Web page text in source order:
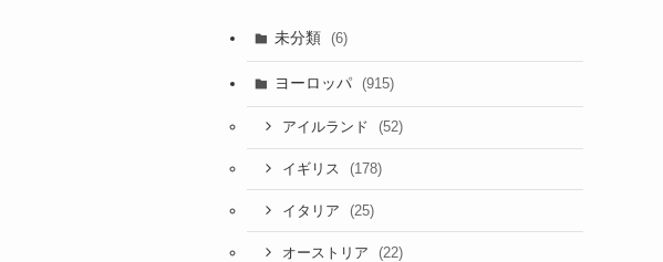
未分類 (6)
ヨーロッパ (915)
アイルランド (52)
イギリス (178)
イタリア (25)
オーストリア (22)